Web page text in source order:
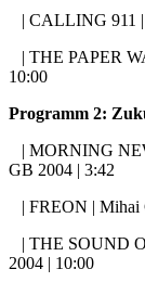
| CALLING 911 |
| THE PAPER
10:00
Programm 2:
| MORNING
GB 2004 | 3:42
| FREON | Mihai
| THE SOUND
2004 | 10:00